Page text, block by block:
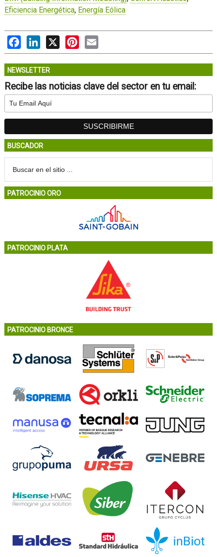
Eficiencia Energética, Energía Eólica
FacebookLinkedIn
X PinterestEmail
NEWSLETTER
Recibe las noticias clave del sector en tu email:
BUSCADOR
PATROCINIO ORO
PATROCINIO PLATA
PATROCINIO BRONCE